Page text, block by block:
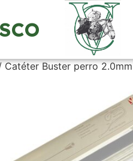
Buster perro 2.0mm